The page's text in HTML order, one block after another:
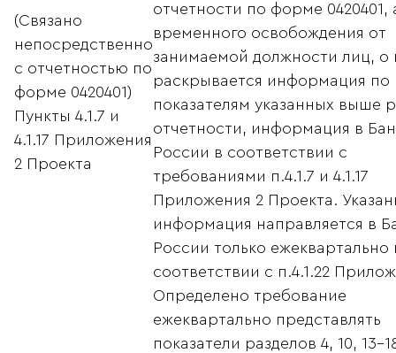
(Связано
непосредственно
с отчетностью по
форме 0420401)
Пункты 4.1.7 и
4.1.17 Приложения
2 Проекта
отчетности по форме 0420401,
временного освобождения от
занимаемой должности лиц, о
раскрывается информация по
показателям указанных выше
отчетности, информация в
России в соответствии с
требованиями п.4.1.7 и 4.1.17
Приложения 2 Проекта.
информация направляется в
России только ежеквартально
соответствии с п.4.1.22
Определено требование
ежеквартально представлять
показатели разделов 4, 10, 13-